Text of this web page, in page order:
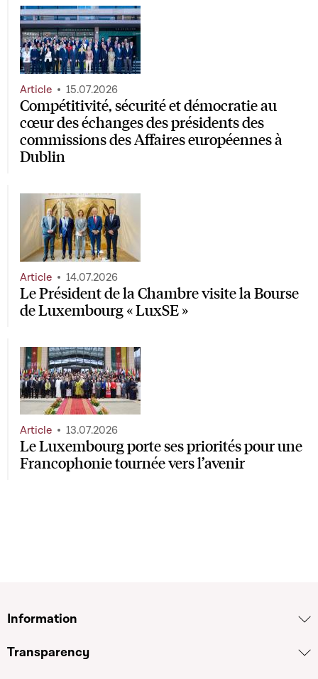
Compétitivité, sécurité et démocratie au
cœur des échanges des présidents des
commissions des Affaires européennes à
Dublin
Article 15.07.2026
Le Président de la Chambre visite la Bourse
de Luxembourg « LuxSE »
Article 14.07.2026
Le Luxembourg porte ses priorités pour une
Francophonie tournée vers l’avenir
Article 13.07.2026
Information
Transparency